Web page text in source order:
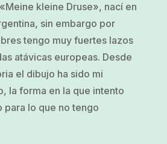
kleine Druse», nací en
sin embargo por
tengo muy fuertes lazos
atávicas europeas. Desde
el dibujo ha sido mi
la forma en la que intento
para lo que no tengo